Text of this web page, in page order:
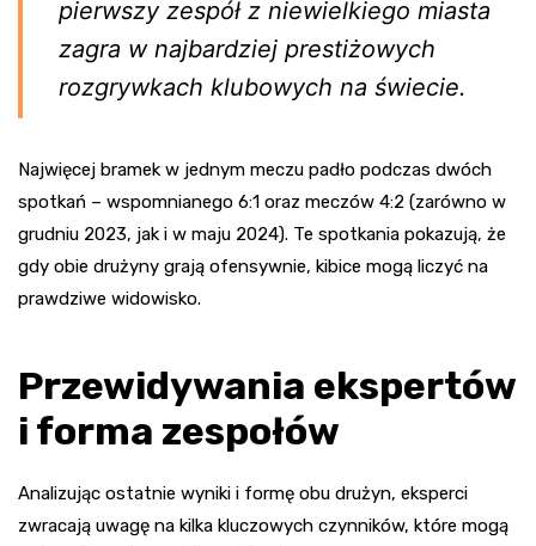
pierwszy zespół z niewielkiego miasta
zagra w najbardziej prestiżowych
rozgrywkach klubowych na świecie.
Najwięcej bramek w jednym meczu padło podczas dwóch
spotkań – wspomnianego 6:1 oraz meczów 4:2 (zarówno w
grudniu 2023, jak i w maju 2024). Te spotkania pokazują, że
gdy obie drużyny grają ofensywnie, kibice mogą liczyć na
prawdziwe widowisko.
Przewidywania ekspertów
i forma zespołów
Analizując ostatnie wyniki i formę obu drużyn, eksperci
zwracają uwagę na kilka kluczowych czynników, które mogą